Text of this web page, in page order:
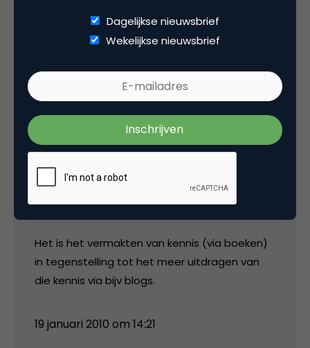
Luc van Poelje –
NewMarCom.com
Ja, uiteraard kan dat ook. Met de reacties en
de snelheid van het medium is het wel een
ander verhaal en een autoriteit worden doe je
Ik vindt het vooral opmerkelijk dat er veel
Het is het vermakten van kennis (via boeken)
in tegenstelling tot het meer uitdragen van
die kennis via bijv blogs.
19 januari 2010 om 14:21
Dagelijkse nieuwsbrief
Wekelijkse nieuwsbrief